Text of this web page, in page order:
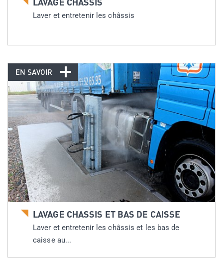
Laver et entretenir les châssis
LAVAGE CHASSIS ET BAS DE CAISSE
Laver et entretenir les châssis et les bas de
caisse au...
EN SAVOIR